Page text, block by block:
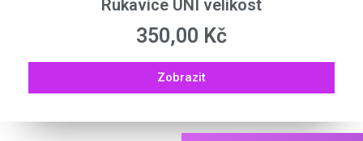
Rukavice UNI velikost
350,00 Kč
Zobrazit